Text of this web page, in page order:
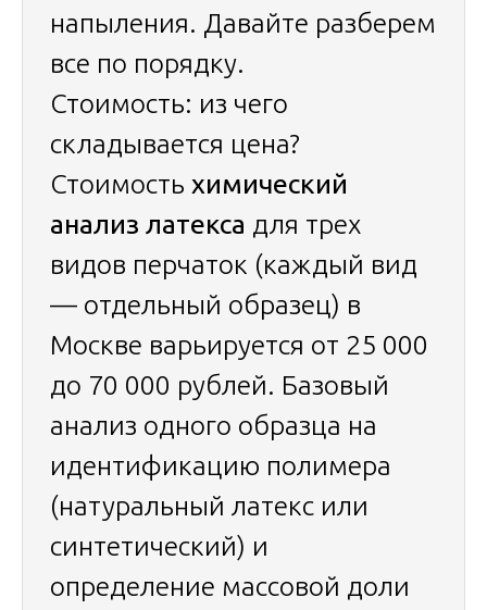
напыления. Давайте разберем
все по порядку.
Стоимость: из чего
складывается цена?
Стоимость химический
анализ латекса для трех
видов перчаток (каждый вид
— отдельный образец) в
Москве варьируется от 25 000
до 70 000 рублей. Базовый
анализ одного образца на
идентификацию полимера
(натуральный латекс или
синтетический) и
определение массовой доли